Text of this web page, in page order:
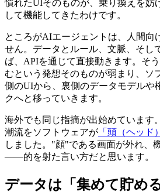
慣れたUIそのものが、乗り換えを妨
して機能してきたわけです。
ところがAIエージェントは、人間向
せん。データとルール、文脈、そし
ば、APIを通じて直接動きます。そ
むという発想そのものが弱まり、ソ
側のUIから、裏側のデータモデルや
クへと移っていきます。
海外でも同じ指摘が出始めています
潮流をソフトウェアが 「頭（ヘッド
しました。"顔"である画面が外れ、
——的を射た言い方だと思います。
データは「集めて貯め